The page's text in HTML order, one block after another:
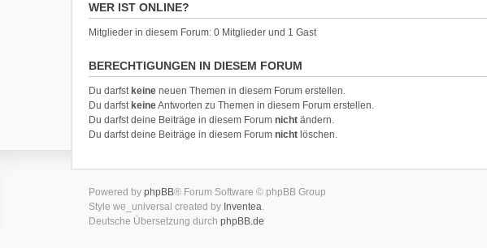
WER IST ONLINE?
Mitglieder in diesem Forum: 0 Mitglieder und 1 Gast
BERECHTIGUNGEN IN DIESEM FORUM
Du darfst keine neuen Themen in diesem Forum erstellen.
Du darfst keineAntworten zu Themen in diesem Forum erstellen.
Du darfst deine Beiträge in diesem Forum nicht ändern.
Du darfst deine Beiträge in diesem Forum nicht löschen.
Powered by phpBB® Forum Software © phpBB Group
Style we_universal created by Inventea.
Deutsche Übersetzung durch phpBB.de